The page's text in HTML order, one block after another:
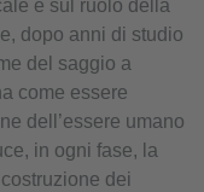
e sul ruolo della
dopo anni di studio
del saggio a
come essere
dell’essere umano
in ogni fase, la
dei